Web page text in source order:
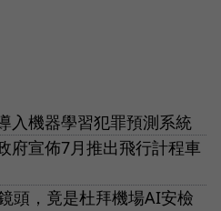
入機器學習犯罪預測系統
府宣佈7月推出飛行計程車
頭，竟是杜拜機場AI安檢